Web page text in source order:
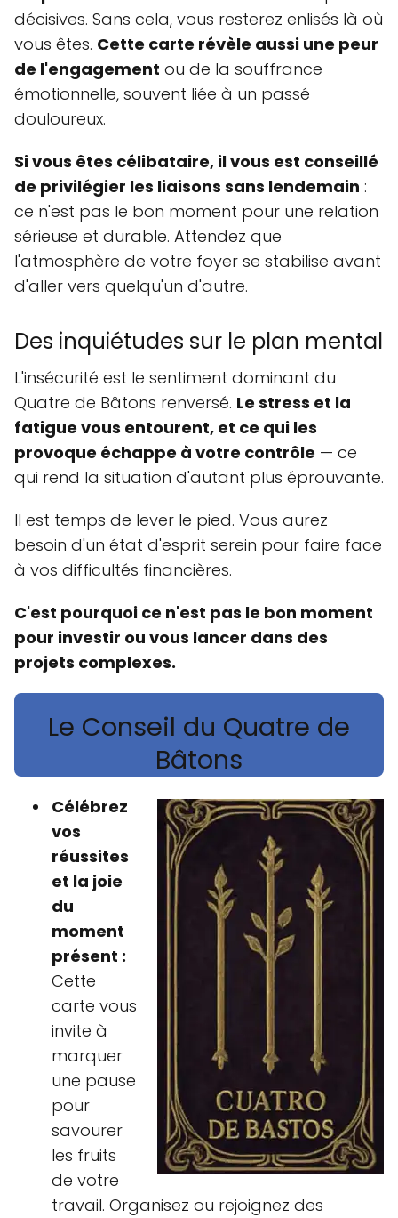
décisives. Sans cela, vous resterez enlisés là où
vous êtes. Cette carte révèle aussi une peur
de l'engagement ou de la souffrance
émotionnelle, souvent liée à un passé
douloureux.
Si vous êtes célibataire, il vous est conseillé
de privilégier les liaisons sans lendemain :
ce n'est pas le bon moment pour une relation
sérieuse et durable. Attendez que
l'atmosphère de votre foyer se stabilise avant
d'aller vers quelqu'un d'autre.
Des inquiétudes sur le plan mental
L'insécurité est le sentiment dominant du
Quatre de Bâtons renversé. Le stress et la
fatigue vous entourent, et ce qui les
provoque échappe à votre contrôle — ce
qui rend la situation d'autant plus éprouvante.
Il est temps de lever le pied. Vous aurez
besoin d'un état d'esprit serein pour faire face
à vos difficultés financières.
C'est pourquoi ce n'est pas le bon moment
pour investir ou vous lancer dans des
projets complexes.
Le Conseil du Quatre de
Bâtons
Célébrez
vos
réussites
et la joie
du
moment
présent :
Cette
carte vous
invite à
marquer
une pause
pour
savourer
les fruits
de votre
travail. Organisez ou rejoignez des